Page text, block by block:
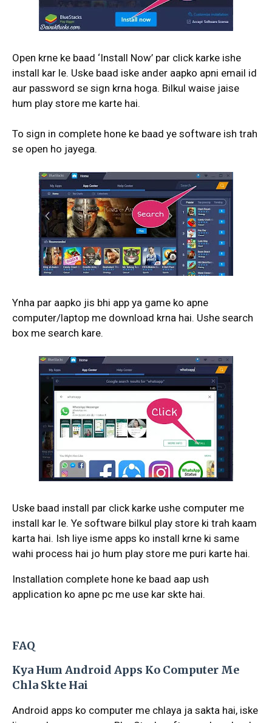
Open krne ke baad ‘Install Now’ par click karke ishe
install kar le. Uske baad iske ander aapko apni email id
aur password se sign krna hoga. Bilkul waise jaise
hum play store me karte hai.
To sign in complete hone ke baad ye software ish trah
se open ho jayega.
Ynha par aapko jis bhi app ya game ko apne
computer/laptop me download krna hai. Ushe search
box me search kare.
Uske baad install par click karke ushe computer me
install kar le. Ye software bilkul play store ki trah kaam
karta hai. Ish liye isme apps ko install krne ki same
wahi process hai jo hum play store me puri karte hai.
Installation complete hone ke baad aap ush
application ko apne pc me use kar skte hai.
FAQ
Kya Hum Android Apps Ko Computer Me
Chla Skte Hai
Android apps ko computer me chlaya ja sakta hai, iske